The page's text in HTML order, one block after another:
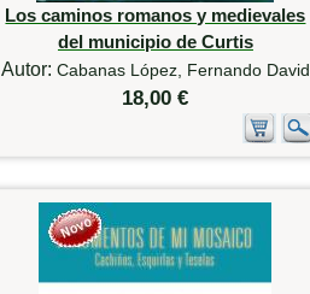
Los caminos romanos y medievales
del municipio de Curtis
Autor: Cabanas López, Fernando David
18,00 €